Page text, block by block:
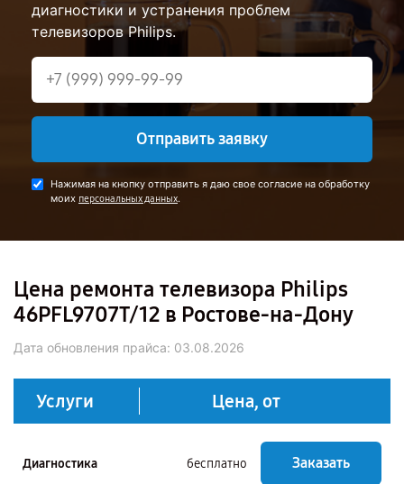
диагностики и устранения проблем
телевизоров Philips.
Отправить заявку
Нажимая на кнопку отправить я даю свое согласие на обработку
моих персональных данных.
Цена ремонта телевизора Philips
46PFL9707T/12 в Ростове-на-Дону
Дата обновления прайса: 03.08.2026
Услуги Цена, от
Диагностика бесплатно Заказать